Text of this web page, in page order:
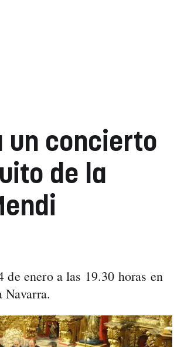
un concierto
de la
enero a las 19.30 horas en